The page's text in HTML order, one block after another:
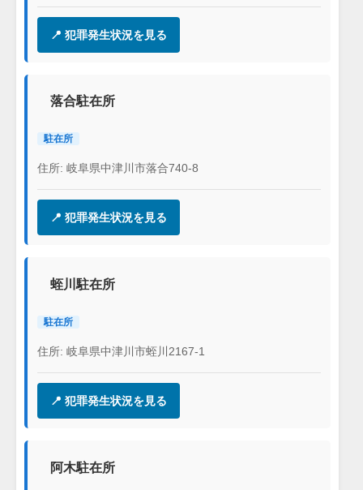
📍 犯罪発生状況を見る
落合駐在所
駐在所
住所: 岐阜県中津川市落合740-8
📍 犯罪発生状況を見る
蛭川駐在所
駐在所
住所: 岐阜県中津川市蛭川2167-1
📍 犯罪発生状況を見る
阿木駐在所